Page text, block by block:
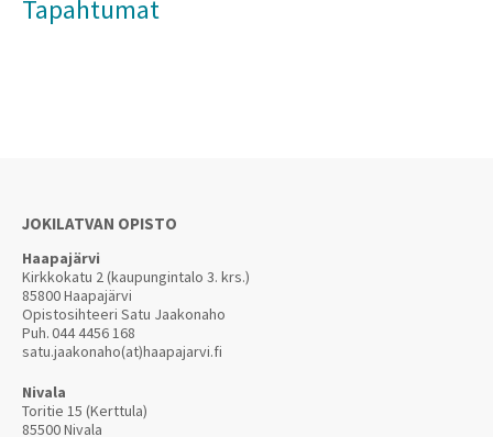
Tapahtumat
JOKILATVAN OPISTO
Haapajärvi
Kirkkokatu 2 (kaupungintalo 3. krs.)
85800 Haapajärvi
Opistosihteeri Satu Jaakonaho
Puh.044 4456 168
satu.jaakonaho(at)haapajarvi.fi
Nivala
Toritie 15 (Kerttula)
85500 Nivala